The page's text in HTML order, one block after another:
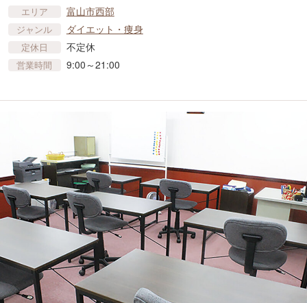
エリア 富山市西部
ジャンル ダイエット・痩身
定休日 不定休
営業時間 9:00～21:00